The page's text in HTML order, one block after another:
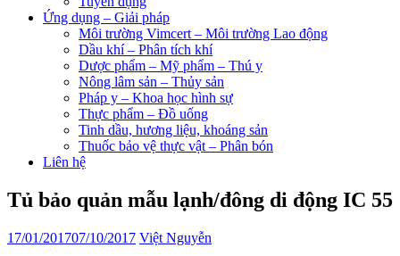
Ứng dụng – Giải pháp
Môi trường Vimcert – Môi trường Lao động
Dầu khí – Phân tích khí
Dược phẩm – Mỹ phẩm – Thú y
Nông lâm sản – Thủy sản
Pháp y – Khoa học hình sự
Thực phẩm – Đồ uống
Tinh dầu, hương liệu, khoáng sản
Thuốc bảo vệ thực vật – Phân bón
Liên hệ
Tủ bảo quản mẫu lạnh/đông di động IC 55
17/01/201707/10/2017 Việt Nguyễn